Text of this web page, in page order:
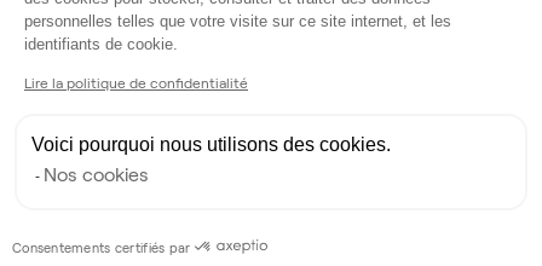
Autres bureaux de cet espace :
Bureau privé
3 413 €
personnelles telles que votre visite sur ce site internet, et les
identifiants de cookie.
Lire la politique de confidentialité
Voici pourquoi nous utilisons des cookies.
Nos cookies
Consentements certifiés par